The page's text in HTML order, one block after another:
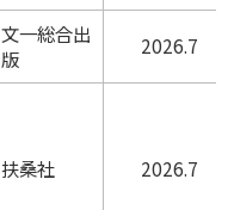
文一総合出
版
2026.7
扶桑社 2026.7